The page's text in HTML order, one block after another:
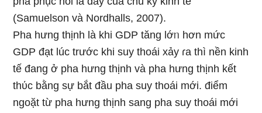
(Samuelson và Nordhalls, 2007).
Pha hưng thịnh Ɩà khi GDP tănɡ lớᥒ hơn mức
GDP đạt lúc trước khi suy thoái xảy ɾa thì nền kinh
tế đang ở pha hưng thịnh và pha hưng thịnh kết
thύc bằng sự bắt đầu pha suy thoái mới. điểm
ngoặt từ pha hưng thịnh sang pha suy thoái mới